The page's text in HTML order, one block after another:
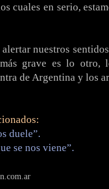
cuales en serio,
nuestros
grave es lo otro,
de Argentina y los
duele”.
se nos viene”.